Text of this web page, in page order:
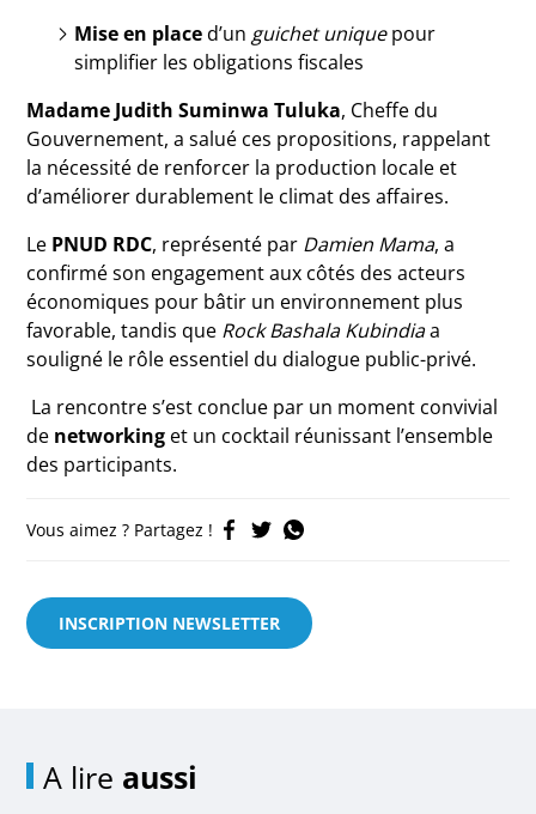
Mise en placed’un guichet uniquepour
simplifier les obligations fiscales
Madame Judith Suminwa Tuluka, Cheffe du
Gouvernement, a salué ces propositions, rappelant
la nécessité de renforcer la production locale et
d’améliorer durablement le climat des affaires.
Le PNUD RDC, représenté par Damien Mama, a
confirmé son engagement aux côtés des acteurs
économiques pour bâtir un environnement plus
favorable, tandis que Rock Bashala Kubindiaa
souligné le rôle essentiel du dialogue public-privé.
La rencontre s’est conclue par un moment convivial
de networking et un cocktail réunissant l’ensemble
des participants.
Vous aimez ? Partagez !
INSCRIPTION NEWSLETTER
A lire aussi